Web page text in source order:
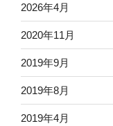
2026年4月
2020年11月
2019年9月
2019年8月
2019年4月